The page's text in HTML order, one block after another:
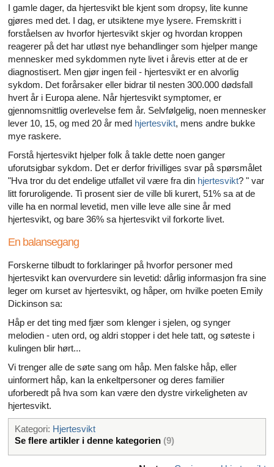
I gamle dager, da hjertesvikt ble kjent som dropsy, lite kunne
gjøres med det. I dag, er utsiktene mye lysere. Fremskritt i
forståelsen av hvorfor hjertesvikt skjer og hvordan kroppen
reagerer på det har utløst nye behandlinger som hjelper mange
mennesker med sykdommen nyte livet i årevis etter at de er
diagnostisert. Men gjør ingen feil - hjertesvikt er en alvorlig
sykdom. Det forårsaker eller bidrar til nesten 300.000 dødsfall
hvert år i Europa alene. Når hjertesvikt symptomer, er
gjennomsnittlig overlevelse fem år. Selvfølgelig, noen mennesker
lever 10, 15, og med 20 år med hjertesvikt, mens andre bukke
mye raskere.
Forstå hjertesvikt hjelper folk å takle dette noen ganger
uforutsigbar sykdom. Det er derfor frivilliges svar på spørsmålet
"Hva tror du det endelige utfallet vil være fra din hjertesvikt? " var
litt foruroligende. Ti prosent sier de ville bli kurert, 51% sa at de
ville ha en normal levetid, men ville leve alle sine år med
hjertesvikt, og bare 36% sa hjertesvikt vil forkorte livet.
En balansegang
Forskerne tilbudt to forklaringer på hvorfor personer med
hjertesvikt kan overvurdere sin levetid: dårlig informasjon fra sine
leger om kurset av hjertesvikt, og håper, om hvilke poeten Emily
Dickinson sa:
Håp er det ting med fjær som klenger i sjelen, og synger
melodien - uten ord, og aldri stopper i det hele tatt, og søteste i
kulingen blir hørt...
Vi trenger alle de søte sang om håp. Men falske håp, eller
uinformert håp, kan la enkeltpersoner og deres familier
uforberedt på hva som kan være den dystre virkeligheten av
hjertesvikt.
Kategori: Hjertesvikt
Se flere artikler i denne kategorien (9)